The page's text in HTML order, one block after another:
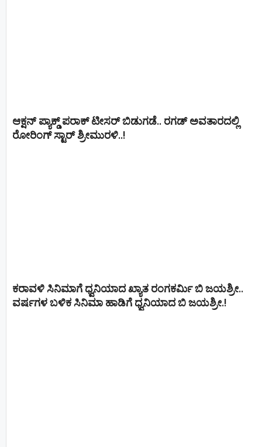
ಆಕ್ಷನ್ ಪ್ಯಾಕ್ಡ್ ಪರಾಕ್ ಟೀಸರ್ ಬಿಡುಗಡೆ.. ರಗಡ್ ಅವತಾರದಲ್ಲಿ
ರೋರಿಂಗ್ ಸ್ಟಾರ್ ಶ್ರೀಮುರಳಿ..!
ಕರಾವಳಿ ಸಿನಿಮಾಗೆ ಧ್ವನಿಯಾದ ಖ್ಯಾತ ರಂಗಕರ್ಮಿ ಬಿ ಜಯಶ್ರೀ..
ವರ್ಷಗಳ ಬಳಿಕ ಸಿನಿಮಾ ಹಾಡಿಗೆ ಧ್ವನಿಯಾದ ಬಿ ಜಯಶ್ರೀ.!